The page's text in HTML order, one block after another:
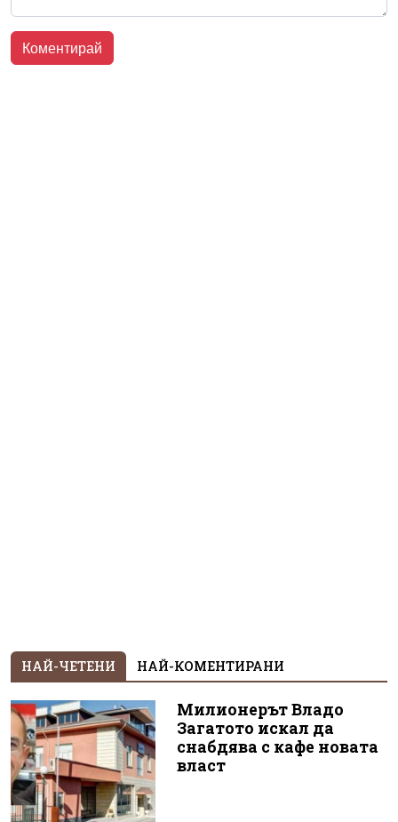
НАЙ-ЧЕТЕНИ НАЙ-КОМЕНТИРАНИ
Милионерът Владо
Загатото искал да
снабдява с кафе новата
власт